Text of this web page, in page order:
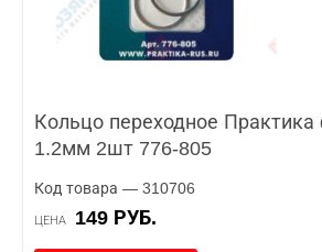
Кольцо переходное Практика
1.2мм 2шт 776-805
Код товара — 310706
ЦЕНА 149 РУБ.